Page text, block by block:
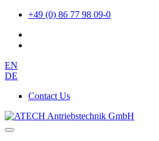
+49 (0) 86 77 98 09-0
EN
DE
Contact Us